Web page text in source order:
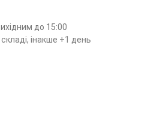
до 15:00
інакше +1 день